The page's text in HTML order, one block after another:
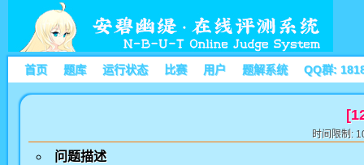
首页 题库 运行状态 比赛 用户 题解系统 QQ群:
时间限制:
问题描述